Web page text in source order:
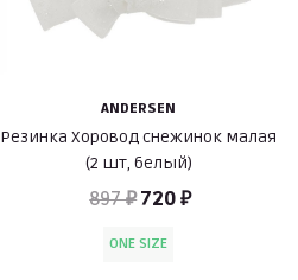
ANDERSEN
Резинка Хоровод снежинок малая
(2 шт, белый)
897 ₽720 ₽
ONE SIZE